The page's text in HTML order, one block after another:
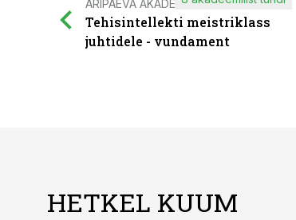
ÄRIPÄEVA AKADEEMIA
Tehisintellekti meistriklass
juhtidele - vundament
HETKEL KUUM